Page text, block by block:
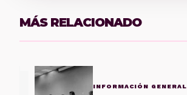
MÁS RELACIONADO
INFORMACIÓN GENERAL